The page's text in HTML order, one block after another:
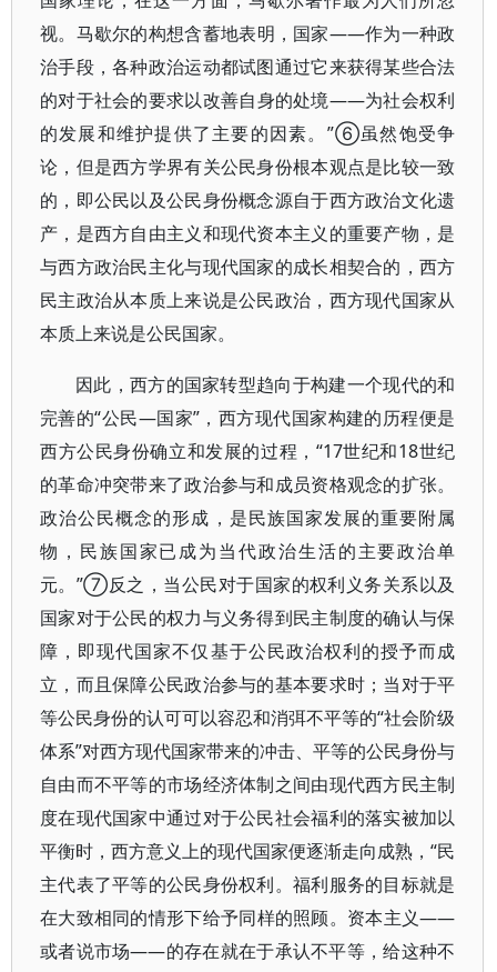
视。马歇尔的构想含蓄地表明，国家——作为一种政
治手段，各种政治运动都试图通过它来获得某些合法
的对于社会的要求以改善自身的处境——为社会权利
的发展和维护提供了主要的因素。”⑥虽然饱受争
论，但是西方学界有关公民身份根本观点是比较一致
的，即公民以及公民身份概念源自于西方政治文化遗
产，是西方自由主义和现代资本主义的重要产物，是
与西方政治民主化与现代国家的成长相契合的，西方
民主政治从本质上来说是公民政治，西方现代国家从
本质上来说是公民国家。
因此，西方的国家转型趋向于构建一个现代的和
完善的“公民—国家”，西方现代国家构建的历程便是
西方公民身份确立和发展的过程，“17世纪和18世纪
的革命冲突带来了政治参与和成员资格观念的扩张。
政治公民概念的形成，是民族国家发展的重要附属
物，民族国家已成为当代政治生活的主要政治单
元。”⑦反之，当公民对于国家的权利义务关系以及
国家对于公民的权力与义务得到民主制度的确认与保
障，即现代国家不仅基于公民政治权利的授予而成
立，而且保障公民政治参与的基本要求时；当对于平
等公民身份的认可可以容忍和消弭不平等的“社会阶级
体系”对西方现代国家带来的冲击、平等的公民身份与
自由而不平等的市场经济体制之间由现代西方民主制
度在现代国家中通过对于公民社会福利的落实被加以
平衡时，西方意义上的现代国家便逐渐走向成熟，“民
主代表了平等的公民身份权利。福利服务的目标就是
在大致相同的情形下给予同样的照顾。资本主义——
或者说市场——的存在就在于承认不平等，给这种不